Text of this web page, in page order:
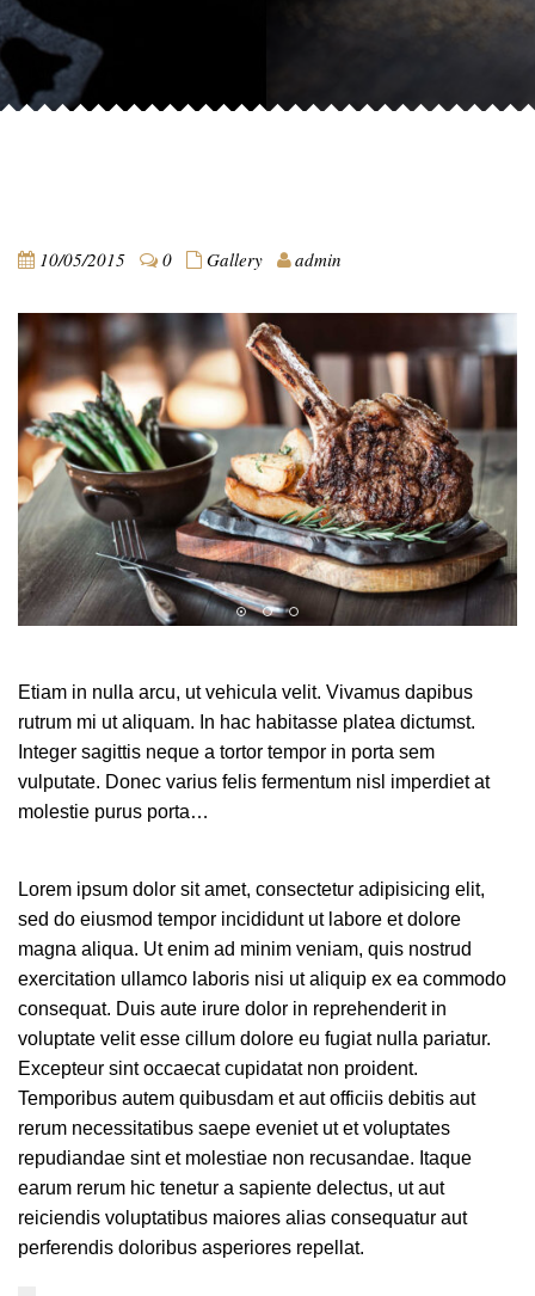
10/05/2015 0 Gallery admin
Etiam in nulla arcu, ut vehicula velit. Vivamus dapibus
rutrum mi ut aliquam. In hac habitasse platea dictumst.
Integer sagittis neque a tortor tempor in porta sem
vulputate. Donec varius felis fermentum nisl imperdiet at
molestie purus porta…
Lorem ipsum dolor sit amet, consectetur adipisicing elit,
sed do eiusmod tempor incididunt ut labore et dolore
magna aliqua. Ut enim ad minim veniam, quis nostrud
exercitation ullamco laboris nisi ut aliquip ex ea commodo
consequat. Duis aute irure dolor in reprehenderit in
voluptate velit esse cillum dolore eu fugiat nulla pariatur.
Excepteur sint occaecat cupidatat non proident.
Temporibus autem quibusdam et aut officiis debitis aut
rerum necessitatibus saepe eveniet ut et voluptates
repudiandae sint et molestiae non recusandae. Itaque
earum rerum hic tenetur a sapiente delectus, ut aut
reiciendis voluptatibus maiores alias consequatur aut
perferendis doloribus asperiores repellat.